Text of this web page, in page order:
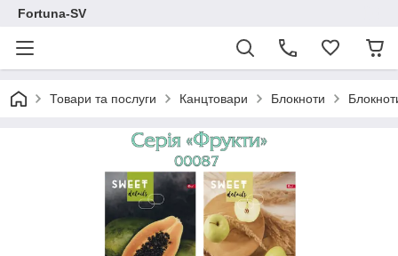
Fortuna-SV
Товари та послуги Канцтовари Блокноти